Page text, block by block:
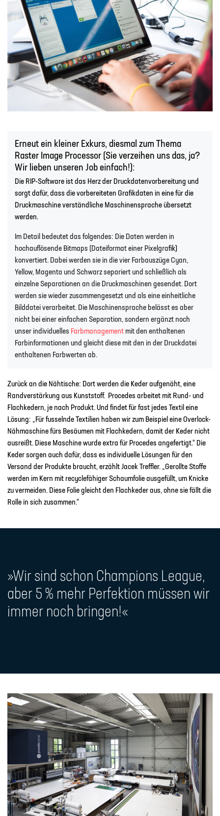
Erneut ein kleiner Exkurs, diesmal zum Thema
Raster Image Processor (Sie verzeihen uns das, ja?
Wir lieben unseren Job einfach!):
Die RIP-Software ist das Herz der Druckdatenvorbereitung und
sorgt dafür, dass die vorbereiteten Grafikdaten in eine für die
Druckmaschine verständliche Maschinensprache übersetzt
werden.
Im Detail bedeutet das folgendes: Die Daten werden in
hochauflösende Bitmaps (Dateiformat einer Pixelgrafik)
konvertiert. Dabei werden sie in die vier Farbauszüge Cyan,
Yellow, Magenta und Schwarz separiert und schließlich als
einzelne Separationen an die Druckmaschinen gesendet. Dort
werden sie wieder zusammengesetzt und als eine einheitliche
Bilddatei verarbeitet. Die Maschinensprache belässt es aber
nicht bei einer einfachen Separation, sondern ergänzt noch
unser individuelles Farbmanagement mit den enthaltenen
Farbinformationen und gleicht diese mit den in der Druckdatei
enthaltenen Farbwerten ab.
Zurück an die Nähtische: Dort werden die Keder aufgenäht, eine
Randverstärkung aus Kunststoff. Procedes arbeitet mit Rund- und
Flachkedern, je nach Produkt. Und findet für fast jedes Textil eine
Lösung: „Für fusselnde Textilien haben wir zum Beispiel eine Overlock-
Nähmaschine fürs Besäumen mit Flachkedern, damit der Keder nicht
ausreißt. Diese Maschine wurde extra für Procedes angefertigt.“ Die
Keder sorgen auch dafür, dass es individuelle Lösungen für den
Versand der Produkte braucht, erzählt Jacek Treffler. „Gerollte Stoffe
werden im Kern mit recyclefähiger Schaumfolie ausgefüllt, um Knicke
zu vermeiden. Diese Folie gleicht den Flachkeder aus, ohne sie fällt die
Rolle in sich zusammen.“
»Wir sind schon Champions League,
aber 5 % mehr Perfektion müssen wir
immer noch bringen!«